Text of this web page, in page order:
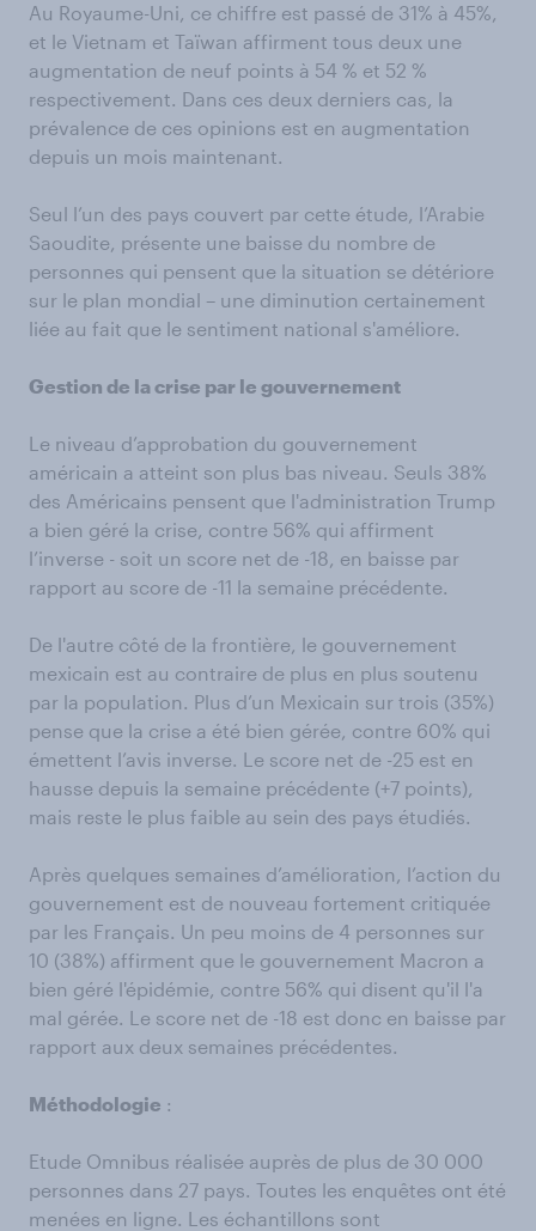
Au Royaume-Uni, ce chiffre est passé de 31% à 45%,
et le Vietnam et Taïwan affirment tous deux une
augmentation de neuf points à 54 % et 52 %
respectivement. Dans ces deux derniers cas, la
prévalence de ces opinions est en augmentation
depuis un mois maintenant.
Seul l’un des pays couvert par cette étude, l’Arabie
Saoudite, présente une baisse du nombre de
personnes qui pensent que la situation se détériore
sur le plan mondial – une diminution certainement
liée au fait que le sentiment national s'améliore.
Gestion de la crise par le gouvernement
Le niveau d’approbation du gouvernement
américain a atteint son plus bas niveau. Seuls 38%
des Américains pensent que l'administration Trump
a bien géré la crise, contre 56% qui affirment
l’inverse - soit un score net de -18, en baisse par
rapport au score de -11 la semaine précédente.
De l'autre côté de la frontière, le gouvernement
mexicain est au contraire de plus en plus soutenu
par la population. Plus d’un Mexicain sur trois (35%)
pense que la crise a été bien gérée, contre 60% qui
émettent l’avis inverse. Le score net de -25 est en
hausse depuis la semaine précédente (+7 points),
mais reste le plus faible au sein des pays étudiés.
Après quelques semaines d’amélioration, l’action du
gouvernement est de nouveau fortement critiquée
par les Français. Un peu moins de 4 personnes sur
10 (38%) affirment que le gouvernement Macron a
bien géré l'épidémie, contre 56% qui disent qu'il l'a
mal gérée. Le score net de -18 est donc en baisse par
rapport aux deux semaines précédentes.
Méthodologie :
Etude Omnibus réalisée auprès de plus de 30 000
personnes dans 27 pays. Toutes les enquêtes ont été
menées en ligne. Les échantillons sont